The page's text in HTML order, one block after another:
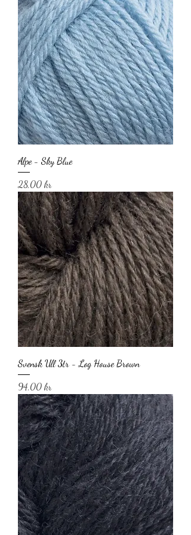
Alpe - Sky Blue
Pris
28,00 kr
Svensk Ull 3tr - Log House Brown
Pris
94,00 kr